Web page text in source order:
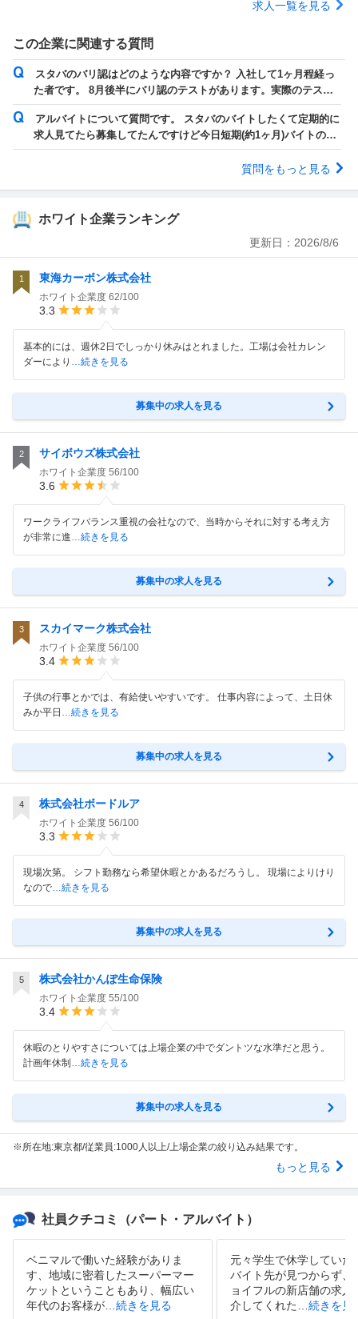
求人一覧を見る
この企業に関連する質問
スタバのバリ認はどのような内容ですか？ 入社して1ヶ月程経っ
た者です。 8月後半にバリ認のテストがあります。実際のテスト
はどのような流れで行われるのか知...
アルバイトについて質問です。 スタバのバイトしたくて定期的に
求人見てたら募集してたんですけど今日短期(約1ヶ月)バイトの面
接行って来ちゃいました。明後日ま...
質問をもっと見る
ホワイト企業ランキング
更新日： 2026/8/6
1 東海カーボン株式会社
ホワイト企業度 62/100
3.3
基本的には、週休2日でしっかり休みはとれました。工場は会社カレン
ダーにより …続きを見る
募集中の求人を見る
2 サイボウズ株式会社
ホワイト企業度 56/100
3.6
ワークライフバランス重視の会社なので、当時からそれに対する考え方
が非常に進…続きを見る
募集中の求人を見る
3 スカイマーク株式会社
ホワイト企業度 56/100
3.4
子供の行事とかでは、有給使いやすいです。 仕事内容によって、土日休
みか平日 …続きを見る
募集中の求人を見る
4 株式会社ボードルア
ホワイト企業度 56/100
3.3
現場次第。 シフト勤務なら希望休暇とかあるだろうし。 現場によりけり
なので…続きを見る
募集中の求人を見る
5 株式会社かんぽ生命保険
ホワイト企業度 55/100
3.4
休暇のとりやすさについては上場企業の中でダントツな水準だと思う。
計画年休制 …続きを見る
募集中の求人を見る
※所在地:東京都/従業員:1000人以上/上場企業の絞り込み結果です。
もっと見る
社員クチコミ （パート・アルバイト）
ベニマルで働いた経験がありま
す、地域に密着したスーパーマー
ケットということもあり、幅広い
年代のお客様が…続きを見る
元々学生で休学していた
バイト先が見つからず、
ョイフルの新店舗の求人
介してくれた …続きを見